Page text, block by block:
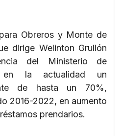
Obreros y Monte de
dirige Welinton Grullón
del Ministerio de
en la actualidad un
de hasta un 70%,
2016-2022, en aumento
prendarios.